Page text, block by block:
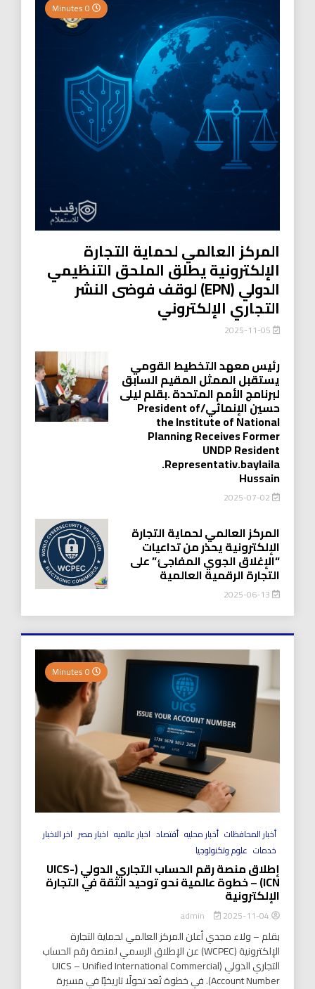
المركز العالمي لحماية التجارة
الإلكترونية يطلق الملحق التنظيمي
الدولي (EPN) لوقف فوضى النشر
التجاري الإلكتروني
رئيس معهد التخطيط القومي
يستقبل الممثل المقيم السابق
لبرنامج الأمم المتحدة .بقلم ليلى
حسين الإنمائي/President of
the Institute of National
Planning Receives Former
UNDP Resident
.Representativ.baylaila
Hussain
2025-07-02
المركز العالمي لحماية التجارة
الإلكترونية يحذر من تداعيات
“الإغلاق الجوي المفاجئ” على
التجارة الرقمية العالمية
2025-06-13
أخبار المحافظات أخبار محليه أقتصاد اخبار عالميه اخبار مصر اخر الاخبار
خدمات علوم وتكنولوجيا
إطلاق منصة رقم الحساب التجاري الدولي (UICS-
ICN) – خطوة عالمية نحو توحيد الثقة في التجارة
الإلكترونية
2025-11-04
بقلم – ولاء مجدي أعلن المركز العالمي لحماية التجارة
الإلكترونية (WCPEC) عن الإطلاق الرسمي لمنصة رقم الحساب
التجاري الدولي (UICS – Unified International Commercial
Account Number). في خطوة تُعد تحولًا تاريخيًا في مسيرة